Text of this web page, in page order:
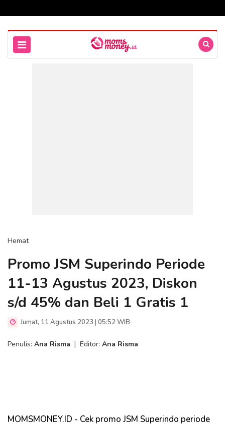
Hemat
Promo JSM Superindo Periode
11-13 Agustus 2023, Diskon
s/d 45% dan Beli 1 Gratis 1
Jumat, 11 Agustus 2023 | 05:52 WIB
Penulis: Ana Risma | Editor: Ana Risma
MOMSMONEY.ID - Cek promo JSM Superindo periode